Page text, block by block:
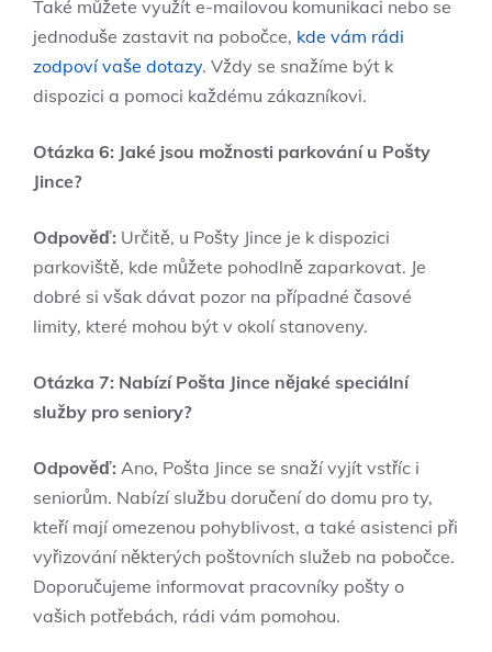
Také můžete využít e-mailovou komunikaci nebo se
jednoduše zastavit na pobočce, kde vám rádi
zodpoví vaše dotazy. Vždy se snažíme být k
dispozici a pomoci každému zákazníkovi.
Otázka 6: Jaké jsou možnosti parkování u Pošty
Jince?
Odpověď: Určitě, u Pošty Jince je k dispozici
parkoviště, kde můžete pohodlně zaparkovat. Je
dobré si však dávat pozor na případné časové
limity, které mohou být v okolí stanoveny.
Otázka 7: Nabízí Pošta Jince nějaké speciální
služby pro seniory?
Odpověď: Ano, Pošta Jince se snaží vyjít vstříc i
seniorům. Nabízí službu doručení do domu pro ty,
kteří mají omezenou pohyblivost, a také asistenci při
vyřizování některých poštovních služeb na pobočce.
Doporučujeme informovat pracovníky pošty o
vašich potřebách, rádi vám pomohou.